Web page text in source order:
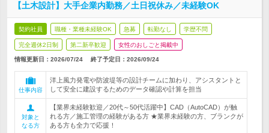
【土木設計】大手企業内勤務／土日祝休み／未経験OK
契約社員 職種・業種未経験OK 急募 転勤なし 学歴不問
完全週休2日制 第二新卒歓迎 女性のおしごと掲載中
情報更新日：2026/07/24 終了予定日： 2026/09/24
仕事内容
洋上風力発電や防波堤等の設計チームに加わり、アシスタントと
して安全に建設するためのデータ確認や計算を担当
対象と
なる方
【業界未経験歓迎／20代～50代活躍中】CAD（AutoCAD）が触
れる方／施工管理の経験がある方 ★業界未経験の方、ブランクが
ある方も全力で応援！